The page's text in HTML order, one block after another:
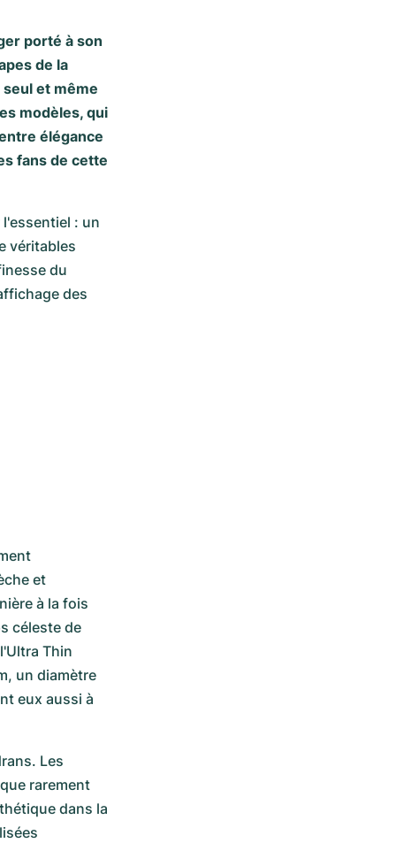
porté à son
de la
et même
modèles, qui
élégance
fans de cette
: un
véritables
du
des
et
à la fois
céleste de
Thin
un diamètre
eux aussi à
Les
rarement
dans la